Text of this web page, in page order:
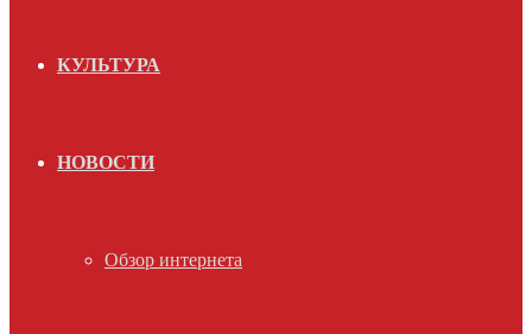
КУЛЬТУРА
НОВОСТИ
Обзор интернета